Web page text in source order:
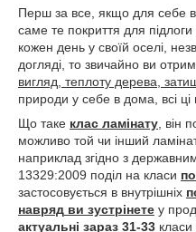
Перш за все, якщо для себе
саме те покриття для
кожен день у своїй оселі,
догляді, то звичайно ви
вигляд, теплоту дерева,
природи у себе в дома, всі ці
Що таке клас ламінату , він
можливо той чи інший
наприклад згідно з
13329:2009 поділ на класи
застосовується в внутрішніх
навряд ви зустрінете у
актуальні зараз 31-33